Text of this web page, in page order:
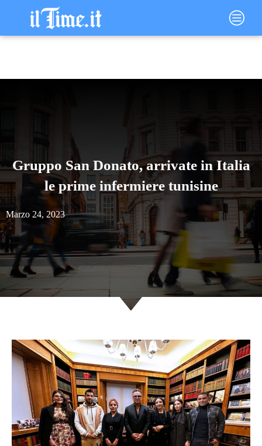
contenuto
Main
Menu
Gruppo San Donato, arrivate in Italia
le prime infermiere tunisine
Marzo 24, 2023